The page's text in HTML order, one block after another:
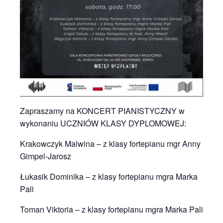
Zapraszamy na KONCERT PIANISTYCZNY w
wykonaniu UCZNIÓW KLASY DYPLOMOWEJ:
Krakowczyk Malwina – z klasy fortepianu mgr Anny
Gimpel-Jarosz
Łukasik Dominika – z klasy fortepianu mgra Marka
Pali
Toman Viktoria – z klasy fortepianu mgra Marka Pali